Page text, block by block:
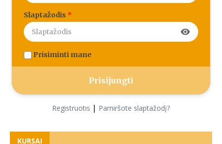
Slaptažodis *
visibility
Prisiminti mane
Registruotis | Pamiršote slaptažodį?
KURSAI